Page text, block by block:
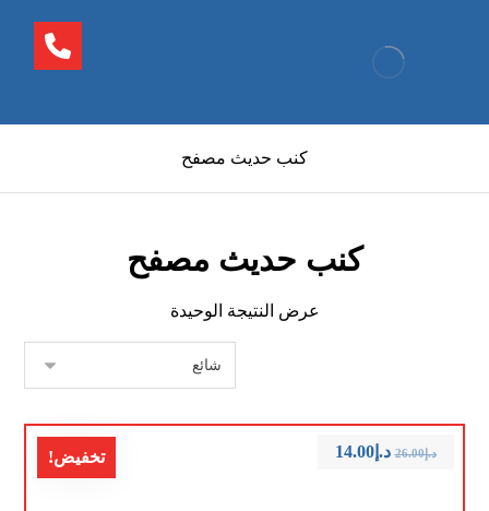
كنب حديث مصفح
كنب حديث مصفح
عرض النتيجة الوحيدة
تخفيض! د.إ26.00 د.إ14.00